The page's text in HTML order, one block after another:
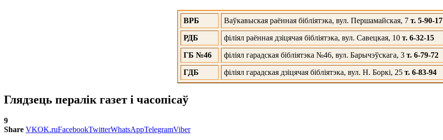
ВРБ Ваўкавыская раённая бібліятэка, вул. Першамайская, 7 т. 5-90-17
РДБ філіял раённая дзіцячая бібліятэка, вул. Савецкая, 10 т. 6-32-15
ГБ №46 філіял гарадская бібліятэка №46, вул. Барычэўскага, 3 т. 6-79-72
ГДБ філіял гарадская дзіцячая бібліятэка, вул. Н. Боркі, 25 т. 6-83-94
Глядзець пералік газет і часопісаў
9
Share VKOK.ruFacebookTwitterWhatsAppTelegramViber